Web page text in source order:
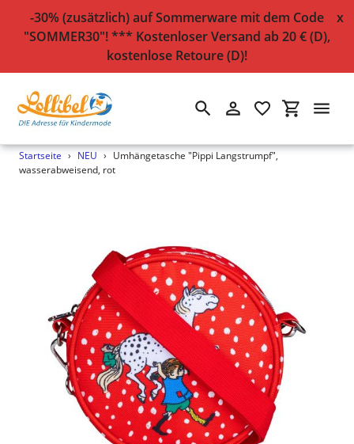
Direkt
zum
-30% (zusätzlich) auf Sommerware mit dem Code
"SOMMER30"! *** Kostenloser Versand ab 20 € (D),
kostenlose Retoure (D)!
x
SuchenEinloggen
Startseite › NEU › Umhängetasche "Pippi Langstrumpf",
wasserabweisend, rot